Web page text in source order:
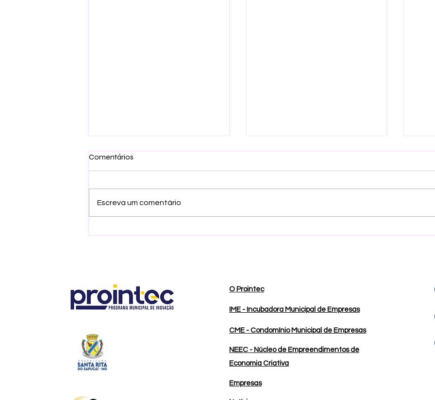
Programa de aceleração
Comentários
Escreva um comentário
O Prointec
IME - Incubadora Municipal de Empresas
CME - Condomínio Municipal de Empresas
NEEC - Núcleo de Empreendimentos de
Economia Criativa
Empresas